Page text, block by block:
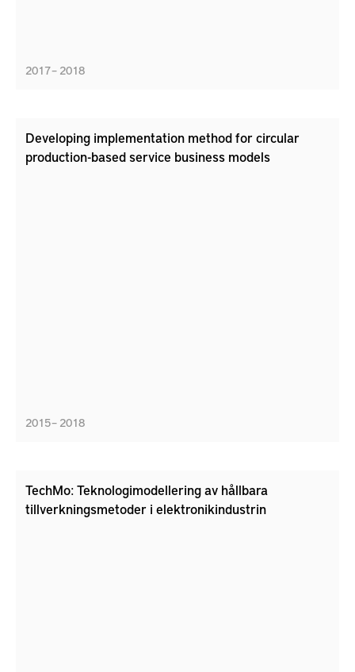
2017 – 2018
Developing implementation method for circular
production-based service business models
2015 – 2018
TechMo: Teknologimodellering av hållbara
tillverkningsmetoder i elektronikindustrin